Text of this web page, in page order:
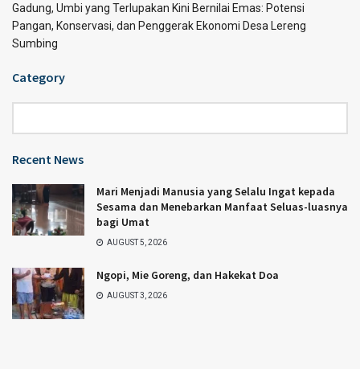
Gadung, Umbi yang Terlupakan Kini Bernilai Emas: Potensi
Pangan, Konservasi, dan Penggerak Ekonomi Desa Lereng
Sumbing
Category
Recent News
Mari Menjadi Manusia yang Selalu Ingat kepada
Sesama dan Menebarkan Manfaat Seluas-luasnya
bagi Umat
AUGUST 5, 2026
Ngopi, Mie Goreng, dan Hakekat Doa
AUGUST 3, 2026